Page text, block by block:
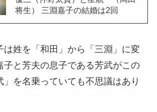
将生） 三淵嘉子の結婚は2回
は姓を「和田」から「三淵」に変
子と芳夫の息子である芳武がこの
」を名乗っていても不思議はあり